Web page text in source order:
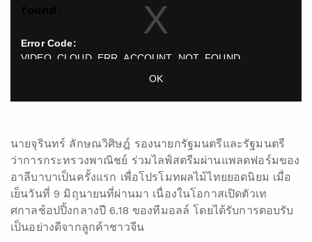
Error Code:
VIDEO_CLOUD_ERR_ACCOUNT_NOT_FOUND
2026-08-10:a689a5dbf3f2aaf25b723c1b
OK
นายจุรินทร์ ลักษณวิศิษฎ์ รองนายกรัฐมนตรีและรัฐมนตรี
ว่าการกระทรวงพาณิชย์ ร่วมไลฟ์สตรีมผ่านแพลตฟอร์มของ
อาลีบาบาเป็นครั้งแรก เพื่อโปรโมทผลไม้ไทยยอดนิยม เมื่อ
เย็นวันที่ 9 มิถุนายนที่ผ่านมา เนื่องในโอกาสเปิดตัวเท
ศกาลช้อปปิ้งกลางปี 6.18 ของทีมอลล์ โดยได้รับการตอบรับ
เป็นอย่างดีจากลูกค้าชาวจีน